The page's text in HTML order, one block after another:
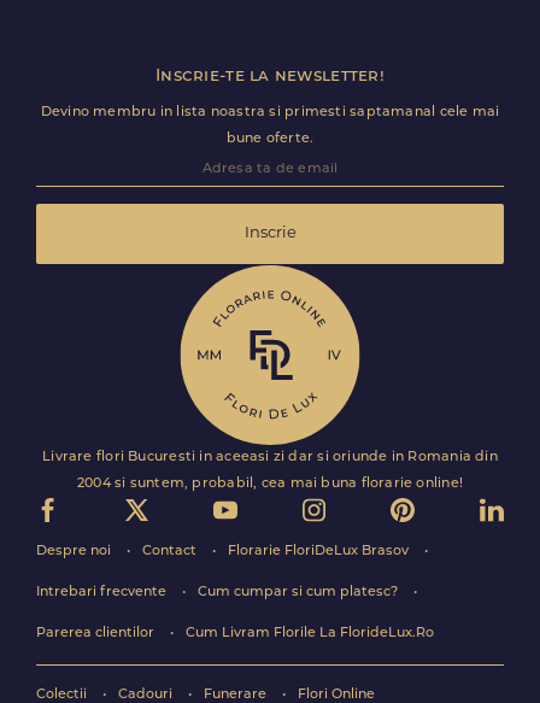
Inscrie-te la newsletter!
Devino membru in lista noastra si primesti saptamanal cele mai
bune oferte.
Inscrie
Livrare flori Bucuresti in aceeasi zi dar si oriunde in Romania din
2004 si suntem, probabil, cea mai buna florarie online!
Despre noi Contact Florarie FloriDeLux Brasov
Intrebari frecvente Cum cumpar si cum platesc?
Parerea clientilor Cum Livram Florile La FlorideLux.Ro
Colectii Cadouri Funerare Flori Online